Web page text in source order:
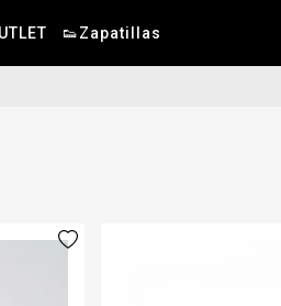
👟Zapatillas
HABILES) ⚡